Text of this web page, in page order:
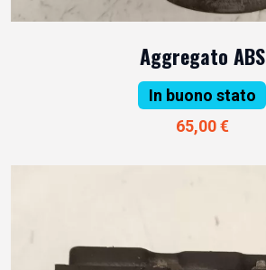
Aggregato ABS
In buono stato
65,00 €